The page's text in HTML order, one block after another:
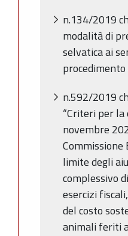
n.134/2019
modalità di
selvatica ai
n.592/2019
“Criteri per
novembre
limite degli
complessivo
esercizi
del costo
animali feriti